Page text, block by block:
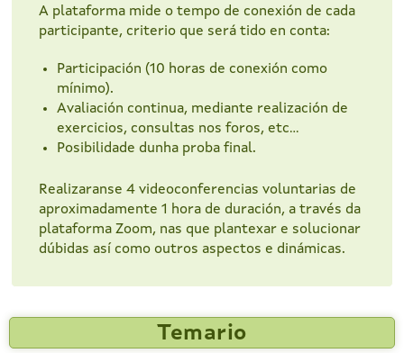
A plataforma mide o tempo de conexión de cada
participante, criterio que será tido en conta:
Participación (10 horas de conexión como
mínimo).
Avaliación continua, mediante realización de
exercicios, consultas nos foros, etc...
Posibilidade dunha proba final.
Realizaranse 4 videoconferencias voluntarias de
aproximadamente 1 hora de duración, a través da
plataforma Zoom, nas que plantexar e solucionar
dúbidas así como outros aspectos e dinámicas.
Temario